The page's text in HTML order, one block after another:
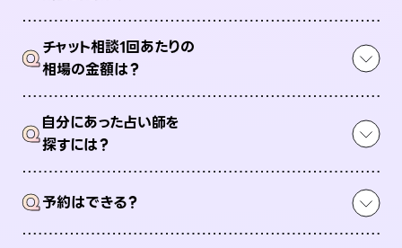
Qチャット相談1回あたりの
相場の金額は？
Q自分にあった占い師を
探すには？
Q予約はできる？